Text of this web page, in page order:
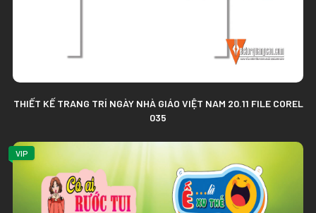
THIẾT KẾ TRANG TRÍ NGÀY NHÀ GIÁO VIỆT NAM 20.11 FILE COREL
035
VIP